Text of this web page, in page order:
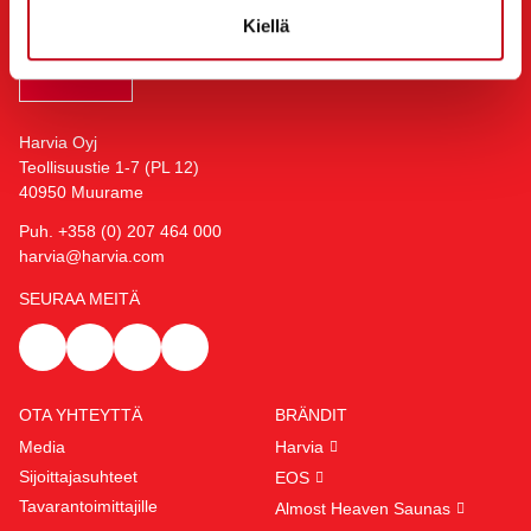
Kiellä
Harvia Oyj
Teollisuustie 1-7 (PL 12)
40950 Muurame
Puh. +358 (0) 207 464 000
harvia@harvia.com
SEURAA MEITÄ
OTA YHTEYTTÄ
Media
Sijoittajasuhteet
Tavarantoimittajille
BRÄNDIT
Harvia
EOS
Almost Heaven Saunas